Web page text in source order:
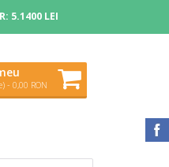
5.1400 LEI
- 0,00 RON